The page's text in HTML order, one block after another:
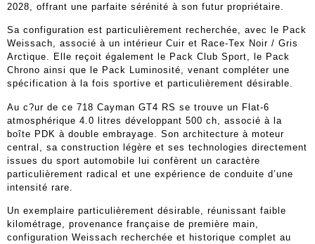
2028, offrant une parfaite sérénité à son futur propriétaire.
Sa configuration est particulièrement recherchée, avec le Pack
Weissach, associé à un intérieur Cuir et Race-Tex Noir / Gris
Arctique. Elle reçoit également le Pack Club Sport, le Pack
Chrono ainsi que le Pack Luminosité, venant compléter une
spécification à la fois sportive et particulièrement désirable.
Au c?ur de ce 718 Cayman GT4 RS se trouve un Flat-6
atmosphérique 4.0 litres développant 500 ch, associé à la
boîte PDK à double embrayage. Son architecture à moteur
central, sa construction légère et ses technologies directement
issues du sport automobile lui confèrent un caractère
particulièrement radical et une expérience de conduite d’une
intensité rare.
Un exemplaire particulièrement désirable, réunissant faible
kilométrage, provenance française de première main,
configuration Weissach recherchée et historique complet au